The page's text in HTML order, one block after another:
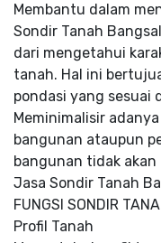
Membantu dalam
Sondir Tanah
dari mengetahui
tanah. Hal ini
pondasi yang sesuai
Meminimalisir
bangunan ataupun
bangunan tidak akan
Jasa Sondir Tanah
FUNGSI SONDIR
Profil Tanah